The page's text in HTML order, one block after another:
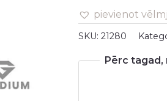
pievienot
SKU: 21280
Pērc tagad,